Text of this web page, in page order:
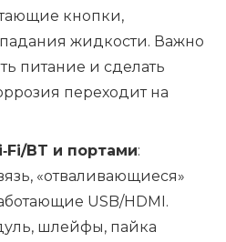
кнопки,
жидкости. Важно
питание и сделать
переходит на
BT и портами:
«отваливающиеся»
USB/HDMI.
шлейфы, пайка